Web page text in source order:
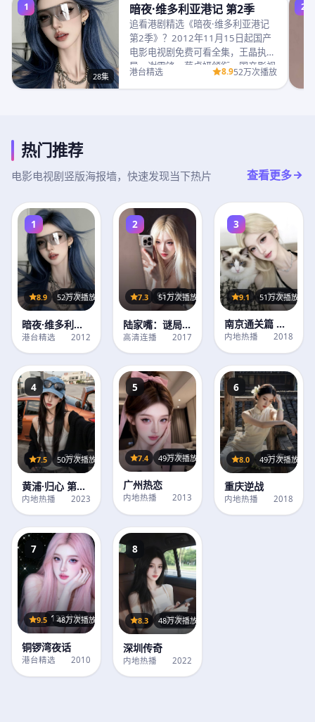
1
28集
暗夜·维多利亚港记 第2季
追看港剧精选《暗夜·维多利亚港记
第2季》？2012年11月15日起国产
电影电视剧免费可看全集，王晶执
导，谢霆锋、蔡卓妍领衔，国产影视
免费同步超…
港台精选 8.952万次播放
2
热门推荐
电影电视剧竖版海报墙，快速发现当下热片 查看更多
1
28集
8.9 52万次播放
暗夜·维多利亚
港记 第2季
港台精选 2012
2
95分钟
7.3 51万次播放
陆家嘴：谜局
（完整版）
高清连播 2017
3
12集
9.1 51万次播放
南京通关篇 第2
季
内地热播 2018
4
29集
7.5 50万次播放
黄浦·归心 第1
季
内地热播 2023
5
28集
7.4 49万次播放
广州热恋
内地热播 2013
6
31集
8.0 49万次播放
重庆逆战
内地热播 2018
7
132分钟
9.5 48万次播放
铜锣湾夜话
港台精选 2010
8
28集
8.3 48万次播放
深圳传奇
内地热播 2022